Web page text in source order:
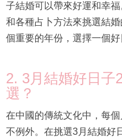
子結婚可以帶來好運和幸
和各種占卜方法來挑選結
個重要的年份，選擇一個好
2. 3月結婚好日子
選？
在中國的傳統文化中，每
不例外。在挑選3月結婚好